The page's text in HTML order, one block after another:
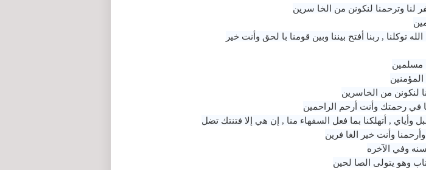
لنا وترحمنا لنكونن من الخا سرين
توكلنا , ربنا أفتح بيننا وبين قومنا با لحق وأنت خير
مسلمين
لنكونن من الخاسرين
في رحمتك وأنت أرحم الراحمين
, أتهلكنا بما فعل السفهاء منا , إن هي إلا فتنتك تضل
وأنت خير الغا فرين
وفي الآخره
وهو يتولى الصا لحين